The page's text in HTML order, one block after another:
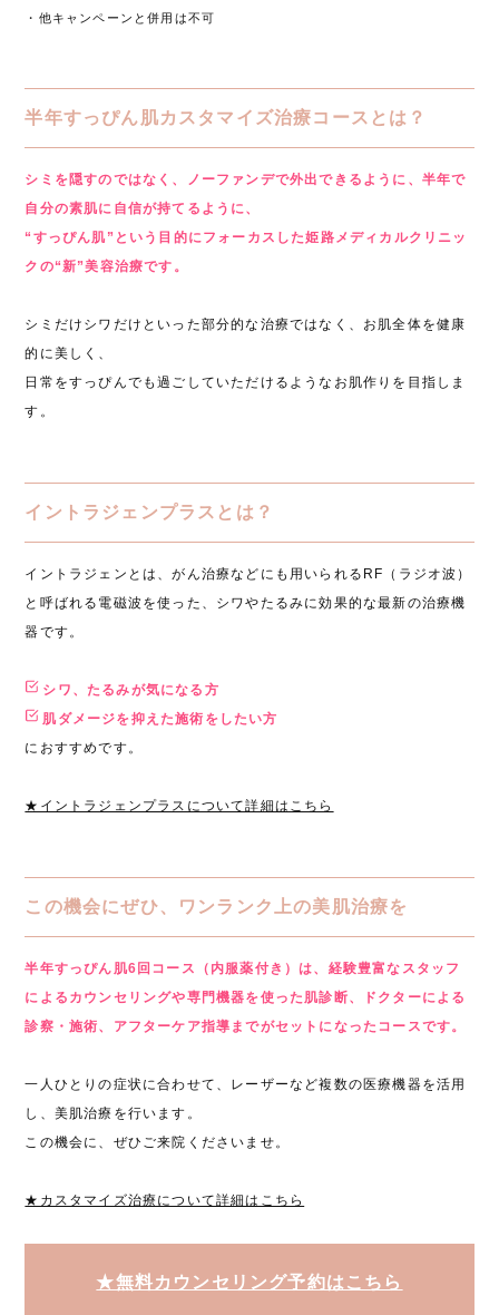
・他キャンペーンと併用は不可
半年すっぴん肌カスタマイズ治療コースとは？
シミを隠すのではなく、ノーファンデで外出できるように、半年で
自分の素肌に自信が持てるように、
“すっぴん肌”という目的にフォーカスした姫路メディカルクリニッ
クの“新”美容治療です。
シミだけシワだけといった部分的な治療ではなく、お肌全体を健康
的に美しく、
日常をすっぴんでも過ごしていただけるようなお肌作りを目指しま
す。
イントラジェンプラスとは？
イントラジェンとは、がん治療などにも用いられるRF（ラジオ波）
と呼ばれる電磁波を使った、シワやたるみに効果的な最新の治療機
器です。
シワ、たるみが気になる方
肌ダメージを抑えた施術をしたい方
におすすめです。
★イントラジェンプラスについて詳細はこちら
この機会にぜひ、ワンランク上の美肌治療を
半年すっぴん肌6回コース（内服薬付き）は、経験豊富なスタッフ
によるカウンセリングや専門機器を使った肌診断、ドクターによる
診察・施術、アフターケア指導までがセットになったコースです。
一人ひとりの症状に合わせて、レーザーなど複数の医療機器を活用
し、美肌治療を行います。
この機会に、ぜひご来院くださいませ。
★カスタマイズ治療について詳細はこちら
★無料カウンセリング予約はこちら